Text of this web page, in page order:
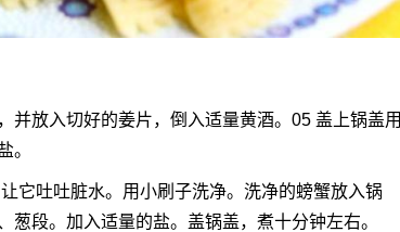
并放入切好的姜片，倒入适量黄酒。05 盖上锅盖用
。
它吐吐脏水。用小刷子洗净。洗净的螃蟹放入锅
段。加入适量的盐。盖锅盖，煮十分钟左右。